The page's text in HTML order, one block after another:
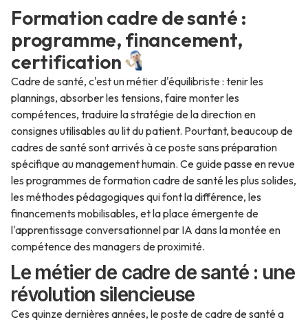
Formation cadre de santé :
programme, financement,
certification
Cadre de santé, c'est un métier d'équilibriste : tenir les
plannings, absorber les tensions, faire monter les
compétences, traduire la stratégie de la direction en
consignes utilisables au lit du patient. Pourtant, beaucoup de
cadres de santé sont arrivés à ce poste sans préparation
spécifique au management humain. Ce guide passe en revue
les programmes de formation cadre de santé les plus solides,
les méthodes pédagogiques qui font la différence, les
financements mobilisables, et la place émergente de
l'apprentissage conversationnel par IA dans la montée en
compétence des managers de proximité.
Le métier de cadre de santé : une
révolution silencieuse
Ces quinze dernières années, le poste de cadre de santé a